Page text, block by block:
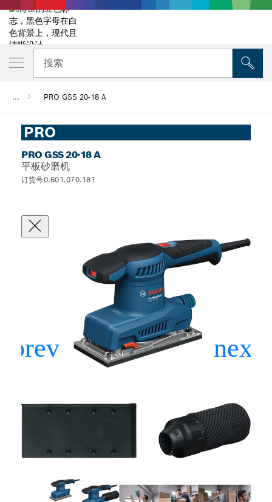
搜索
... PRO GSS 20-18 A
PRO
PRO GSS 20-18 A
平板砂磨机
订货号0.601.070.181